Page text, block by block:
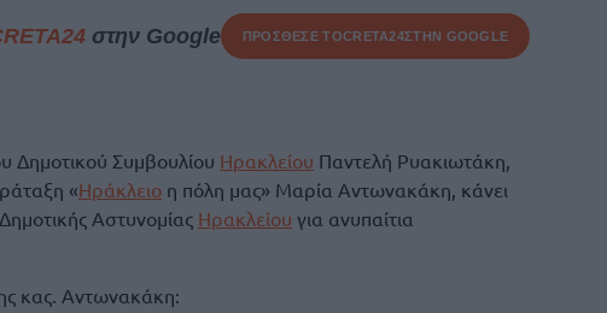
στην Google ΠΡΟΣΘΕΣΕ ΤΟCRETA24ΣΤΗΝ GOOGLE
Δημοτικού Συμβουλίου Ηρακλείου Παντελή Ρυακιωτάκη,
«Ηράκλειο η πόλη μας» Μαρία Αντωνακάκη, κάνει
Αστυνομίας Ηρακλείου για ανυπαίτια
κας. Αντωνακάκη: